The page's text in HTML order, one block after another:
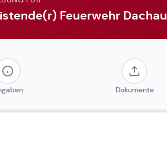
Feuerwehr Dachau
Dokumente